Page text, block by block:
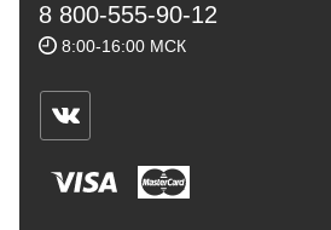
Геннадьевич
ИНН 590300057023 ОГРН
ул.Советская, 25, магазин Басег.
Тел./факс (342) 2101242
8 800-555-90-12
8:00-16:00 МСК